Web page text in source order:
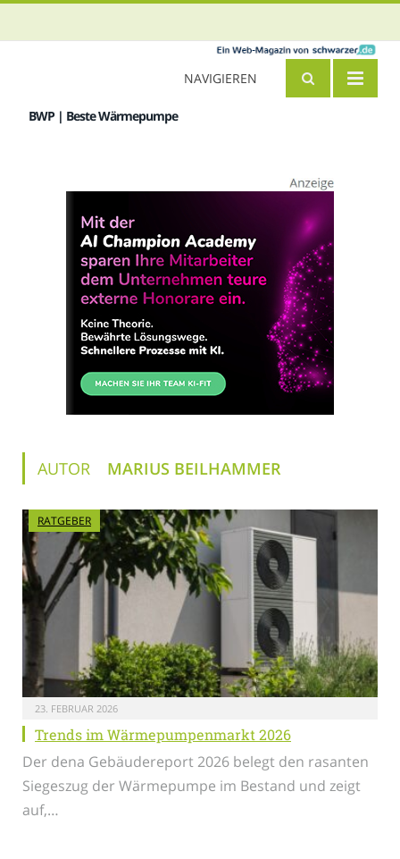
BWP | Beste Wärmepumpe
NAVIGIEREN
AUTOR MARIUS BEILHAMMER
RATGEBER
23. FEBRUAR 2026
Trends im Wärmepumpenmarkt 2026
Der dena Gebäudereport 2026 belegt den rasanten
Siegeszug der Wärmepumpe im Bestand und zeigt
auf,…